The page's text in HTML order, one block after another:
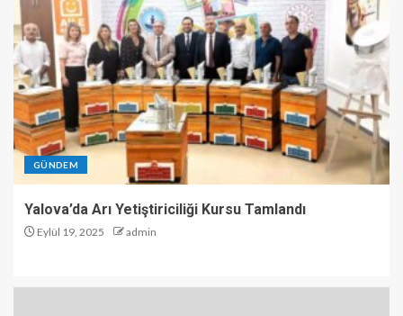
GÜNDEM
Yalova’da Arı Yetiştiriciliği Kursu Tamlandı
Eylül 19, 2025 admin